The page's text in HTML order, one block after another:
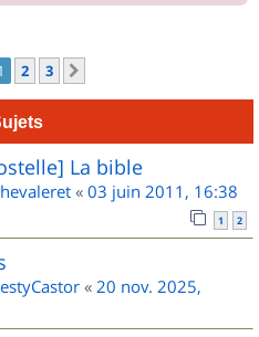
2 3
La bible
« 03 juin 2011, 16:38
1 2
« 20 nov. 2025,